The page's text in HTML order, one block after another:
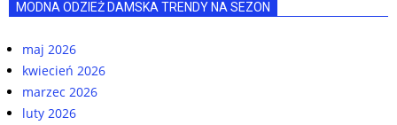
MODNA ODZIEŻ DAMSKA TRENDY NA SEZON
maj 2026
kwiecień 2026
marzec 2026
luty 2026